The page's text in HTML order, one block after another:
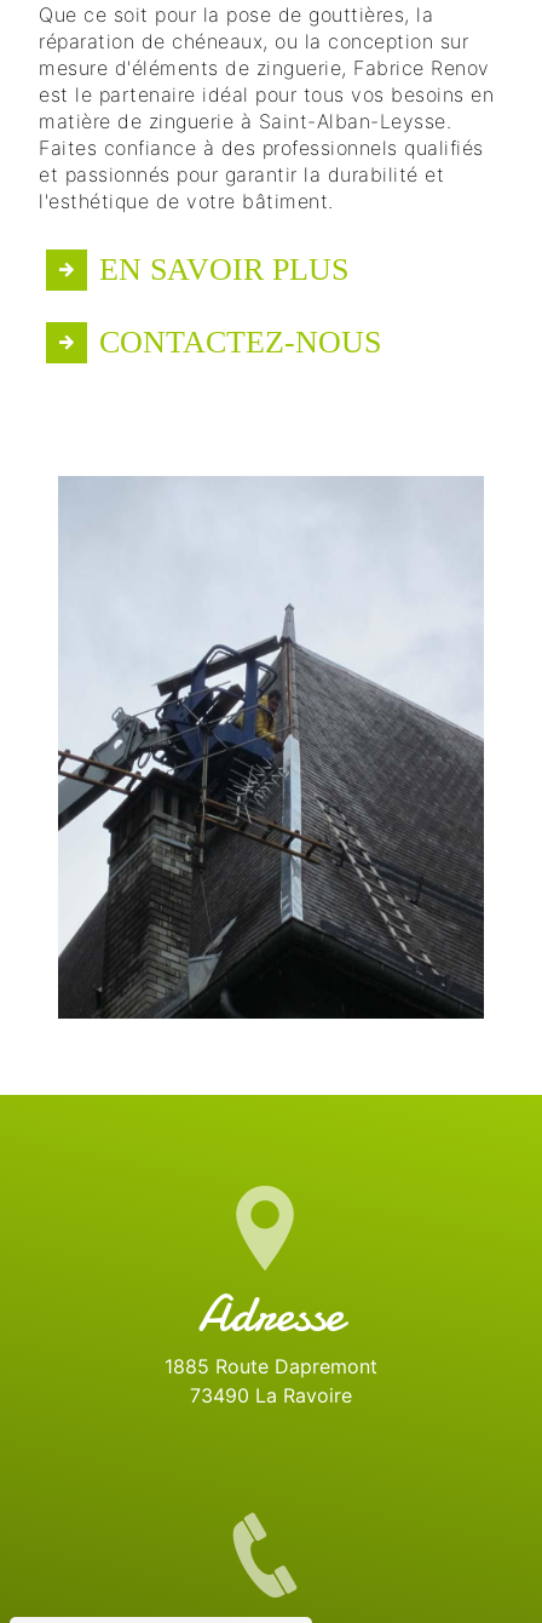
Que ce soit pour la pose de gouttières, la
réparation de chéneaux, ou la conception sur
mesure d'éléments de zinguerie, Fabrice Renov
est le partenaire idéal pour tous vos besoins en
matière de zinguerie à Saint-Alban-Leysse.
Faites confiance à des professionnels qualifiés
et passionnés pour garantir la durabilité et
l'esthétique de votre bâtiment.
EN SAVOIR PLUS
CONTACTEZ-NOUS
Adresse
1885 Route Dapremont
73490 La Ravoire